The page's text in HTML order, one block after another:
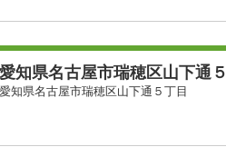
愛知県名古屋市瑞穂区山下通
愛知県名古屋市瑞穂区山下通５丁目